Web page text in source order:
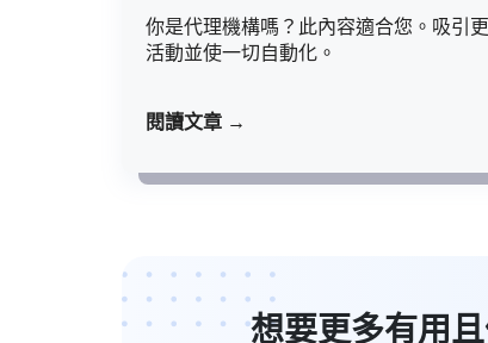
你是代理機構嗎？此內容適合您。吸引
活動並使一切自動化。
閱讀文章 →
想要更多有用